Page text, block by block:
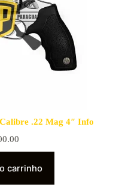
.22 Mag 4″ Info
carrinho